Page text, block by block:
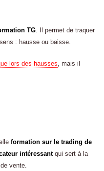
TG. Il permet de traquer
: hausse ou baisse.
lors des hausses, mais il
formation sur le trading de
intéressantqui sert à la
vente.